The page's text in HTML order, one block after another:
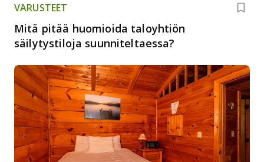
VARUSTEET
Mitä pitää huomioida taloyhtiön
säilytystiloja suunniteltaessa?